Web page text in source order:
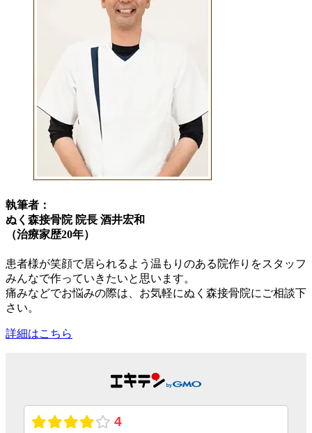
執筆者：
ぬく森接骨院 院長 酒井宏和
（治療家歴20年）
患者様が笑顔で居られるよう温もりのある院作りをスタッフ
みんなで作っていきたいと思います。
痛みなどでお悩みの際は、お気軽にぬく森接骨院にご相談下
さい。
詳細はこちら